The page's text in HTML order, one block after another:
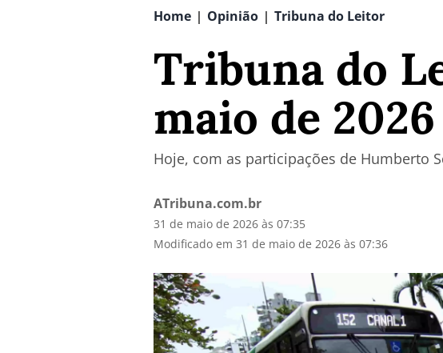
Home | Opinião | Tribuna do Leitor
Tribuna do
maio de 2026
Hoje, com as participações de Humberto
ATribuna.com.br
31 de maio de 2026 às 07:35
Modificado em 31 de maio de 2026 às 07:36